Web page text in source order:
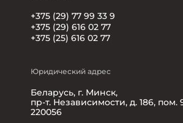
+375 (29) 77 99 33 9
+375 (29) 616 02 77
+375 (25) 616 02 77
Юридический адрес
Беларусь, г. Минск,
пр-т. Независимости, д. 186, пом.
220056